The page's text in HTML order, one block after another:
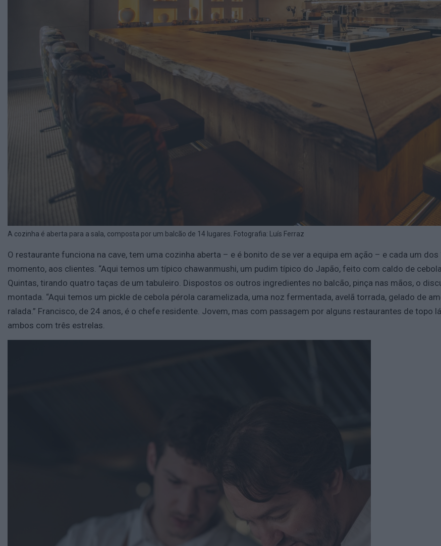
A cozinha é aberta para a sala, composta por um balcão de 14 lugares. Fotografia: Luís Ferraz
O restaurante funciona na cave, tem uma cozinha aberta – e é bonito de se ver a equipa em ação – e cada um
momento, aos clientes. “Aqui temos um típico chawanmushi, um pudim típico do Japão, feito com caldo de
Quintas, tirando quatro taças de um tabuleiro. Dispostos os outros ingredientes no balcão, pinça nas mãos, o
montada. “Aqui temos um pickle de cebola pérola caramelizada, uma noz fermentada, avelã torrada, gelado de
ralada.” Francisco, de 24 anos, é o chefe residente. Jovem, mas com passagem por alguns restaurantes de topo
ambos com três estrelas.